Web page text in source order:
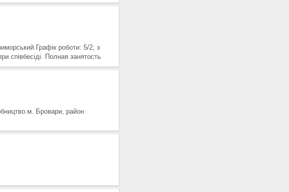
роботи: 5/2, з
співбесіді. Полная занятость
Бровари, район